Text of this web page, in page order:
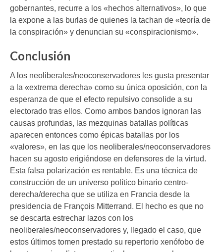
gobernantes, recurre a los «hechos alternativos», lo que
la expone a las burlas de quienes la tachan de «teoría de
la conspiración» y denuncian su «conspiracionismo».
Conclusión
A los neoliberales/neoconservadores les gusta presentar
a la «extrema derecha» como su única oposición, con la
esperanza de que el efecto repulsivo consolide a su
electorado tras ellos. Como ambos bandos ignoran las
causas profundas, las mezquinas batallas políticas
aparecen entonces como épicas batallas por los
«valores», en las que los neoliberales/neoconservadores
hacen su agosto erigiéndose en defensores de la virtud.
Esta falsa polarización es rentable. Es una técnica de
construcción de un universo político binario centro-
derecha/derecha que se utiliza en Francia desde la
presidencia de François Mitterrand. El hecho es que no
se descarta estrechar lazos con los
neoliberales/neoconservadores y, llegado el caso, que
estos últimos tomen prestado su repertorio xenófobo de